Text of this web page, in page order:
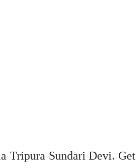
Tripura Sundari Devi. Get